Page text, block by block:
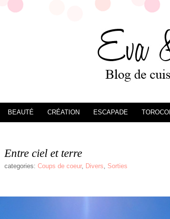
BEAUTÉ CRÉATION ESCAPADE
Entre ciel et terre
categories: Coups de coeur, Divers, Sorties